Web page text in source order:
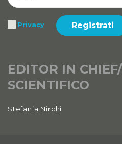
2019
Anno XI, Numero 3
Anno XI, Numero 2
2019
2019
Privacy Registrati
EDITOR IN
SCIENTIFICO
Stefania Nirchi